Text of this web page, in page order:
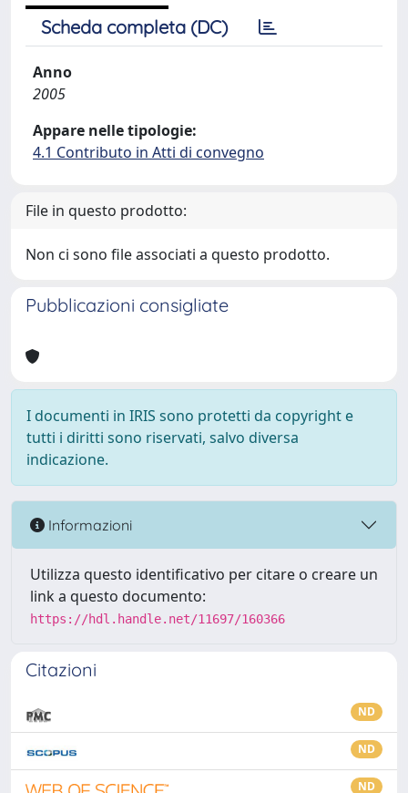
Scheda completa (DC)
Anno
2005
Appare nelle tipologie:
4.1 Contributo in Atti di convegno
File in questo prodotto:
Non ci sono file associati a questo prodotto.
Pubblicazioni consigliate
I documenti in IRIS sono protetti da copyright e
tutti i diritti sono riservati, salvo diversa
indicazione.
Informazioni
Utilizza questo identificativo per citare o creare un
link a questo documento:
https://hdl.handle.net/11697/160366
Citazioni
ND
ND
ND